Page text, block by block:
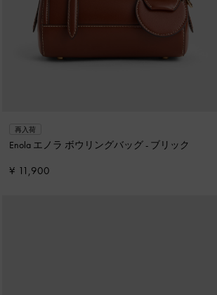
再入荷
Enola エノラ ボウリングバッグ - ブリック
¥ 11,900